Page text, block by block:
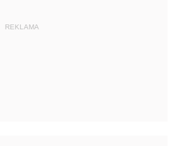
REKLAMA